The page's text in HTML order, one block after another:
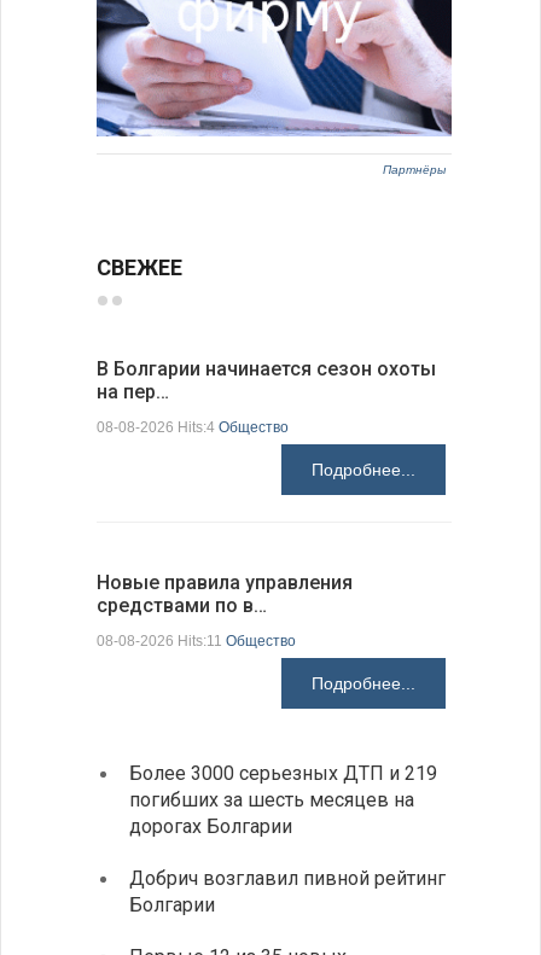
Партнёры
СВЕЖЕЕ
В Болгарии начинается сезон охоты
на пер…
08-08-2026 Hits:4 Общество
Подробнее...
Новые правила управления
средствами по в…
08-08-2026 Hits:11 Общество
Подробнее...
Более 3000 серьезных ДТП и 219
погибших за шесть месяцев на
дорогах Болгарии
Добрич возглавил пивной рейтинг
Болгарии